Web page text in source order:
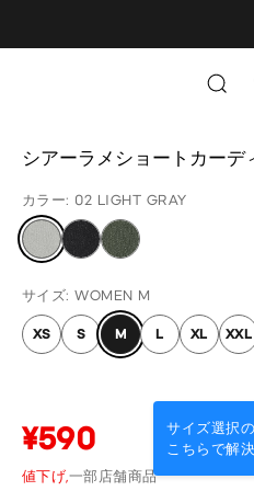
シアーラメショートカーデ
カラー: 02 LIGHT GRAY
サイズ: WOMEN M
XS S M L XL XXL
サイズ選択
こちらで解
¥590
値下げ,一部店舗商品